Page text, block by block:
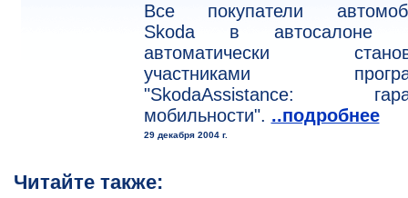
Все покупатели
Skoda в автосалоне
автоматически
участниками
"SkodaAssistance:
мобильности". ..подробнее
29 декабря 2004 г.
Читайте также: